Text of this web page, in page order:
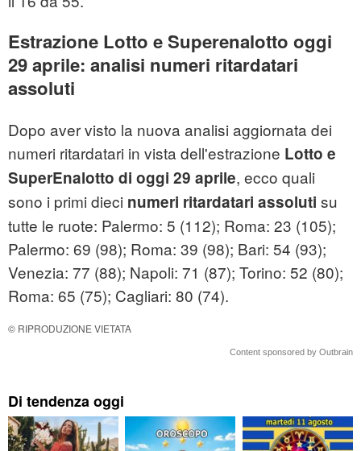
Estrazione Lotto e Superenalotto oggi
29 aprile: analisi numeri ritardatari
assoluti
Dopo aver visto la nuova analisi aggiornata dei
numeri ritardatari in vista dell'estrazione Lotto e
SuperEnalotto di oggi 29 aprile, ecco quali
sono i primi dieci numeri ritardatari assoluti su
tutte le ruote: Palermo: 5 (112); Roma: 23 (105);
Palermo: 69 (98); Roma: 39 (98); Bari: 54 (93);
Venezia: 77 (88); Napoli: 71 (87); Torino: 52 (80);
Roma: 65 (75); Cagliari: 80 (74).
© RIPRODUZIONE VIETATA
Content sponsored by Outbrain
Di tendenza oggi